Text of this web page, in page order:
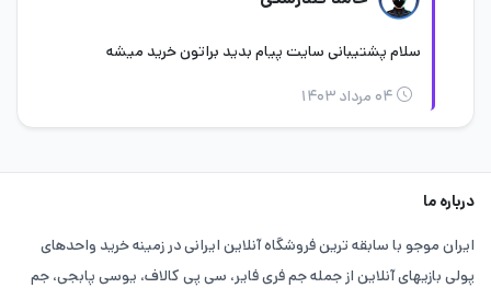
اکانت قانونی فیفا 24 چیست؟
سلام پشتیبانی سایت پیام بدید براتون خرید میشه
۰۴ مرداد ۱۴۰۳
درباره ما
ایران موجو با سابقه ترین فروشگاه آنلاین ایرانی در زمینه خرید واحدهای
پولی بازیهای آنلاین از جمله جم فری فایر، سی پی کالاف، یوسی پابجی، جم